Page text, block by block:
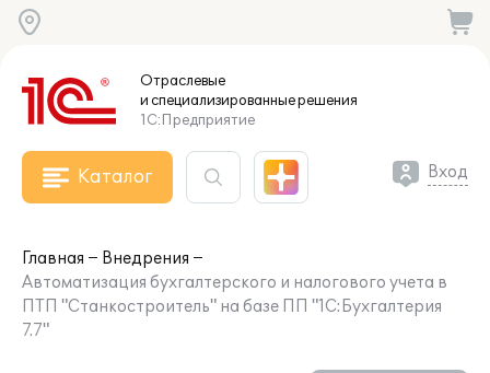
Отраслевые
и специализированныерешения
1С:Предприятие
Каталог Вход
Главная
Внедрения
Автоматизация бухгалтерского и налогового учета в
ПТП "Станкостроитель" на базе ПП "1С:Бухгалтерия
7.7"